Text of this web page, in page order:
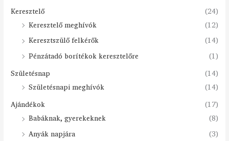
Keresztelő
(24)
Keresztelő meghívók
(12)
Keresztszülő felkérők
(14)
Pénzátadó borítékok keresztelőre
(1)
Születésnap
(14)
Születésnapi meghívók
(14)
Ajándékok
(17)
Babáknak, gyerekeknek
(8)
Anyák napjára
(3)